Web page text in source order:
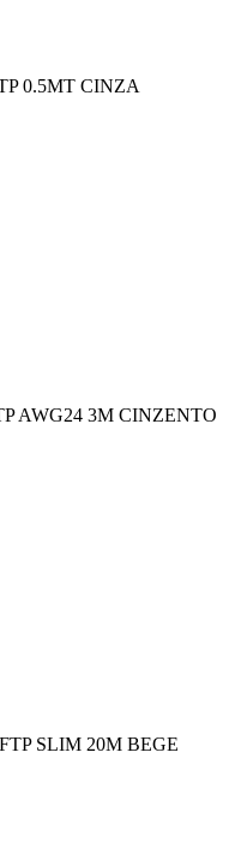
0.5MT CINZA
AWG24 3M CINZENTO
SLIM 20M BEGE